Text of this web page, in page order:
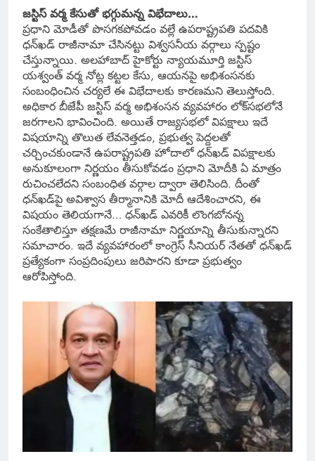
జస్టిస్‌ వర్మ కేసుతో భగ్గుమన్న విభేదాలు…
ప్రధాని మోడీతో పొసగకపోవడం వల్లే ఉపరాష్ట్రపతి పదవికి
ధన్‌ఖడ్‌ రాజీనామా చేసినట్టు విశ్వసనీయ వర్గాలు స్పష్టం
చేస్తున్నాయి. అలహాబాద్‌ హైకోర్టు న్యాయమూర్తి జస్టిస్‌
యశ్వంత్‌ వర్మ నోట్ల కట్టల కేసు, ఆయనపై అభిశంసనకు
సంబంధించిన చర్యలే ఈ విభేదాలకు కారణమని తెలుస్తోంది.
అధికార బీజేపీ జస్టిస్‌ వర్మ అభిశంసన వ్యవహారం లోక్‌సభలోనే
జరగాలని భావించింది. అయితే రాజ్యసభలో విపక్షాలు ఇదే
విషయాన్ని తొలుత లేవనెత్తడం, ప్రభుత్వ పెద్దలతో
చర్చించకుండానే ఉపరాష్ట్రపతి హోదాలో ధన్‌ఖడ్‌ విపక్షాలకు
అనుకూలంగా నిర్ణయం తీసుకోవడం ప్రధాని మోదీకి ఏ మాత్రం
రుచించలేదని సంబంధిత వర్గాల ద్వారా తెలిసింది. దీంతో
ధన్‌ఖడ్‌పై అవిశ్వాస తీర్మానానికి మోదీ ఆదేశించారని, ఈ
విషయం తెలియగానే… ధన్‌ఖడ్‌ ఎవరికీ లొంగబోనన్న
సంకేతాలిస్తూ తక్షణమే రాజీనామా నిర్ణయాన్ని తీసుకున్నారని
సమాచారం. ఇదే వ్యవహారంలో కాంగ్రెస్‌ సీనియర్‌ నేతతో ధన్‌ఖడ్‌
ప్రత్యేకంగా సంప్రదింపులు జరిపారని కూడా ప్రభుత్వం
ఆరోపిస్తోంది.